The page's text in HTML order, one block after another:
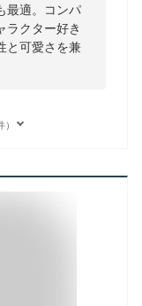
最適。コンパ
ラクター好き
と可愛さを兼